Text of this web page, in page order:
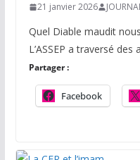
21 janvier 2026
Quel Diable maudit
L’ASSEP a traversé
Partager :
Facebook